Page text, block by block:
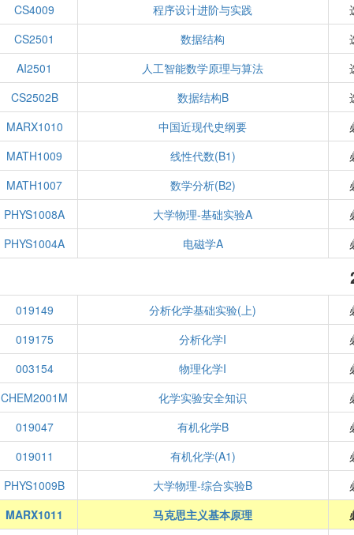
CS4009
程序设计进阶与实践
CS2501
数据结构
AI2501
人工智能数学原理与算法
CS2502B
数据结构B
MARX1010
中国近现代史纲要
MATH1009
线性代数(B1)
MATH1007
数学分析(B2)
PHYS1008A
大学物理-基础实验A
PHYS1004A
电磁学A
019149 分析化学基础实验(上)
019175
分析化学I
003154
物理化学I
CHEM2001M
化学实验安全知识
019047
有机化学B
019011
有机化学(A1)
PHYS1009B
大学物理-综合实验B
MARX1011
马克思主义基本原理